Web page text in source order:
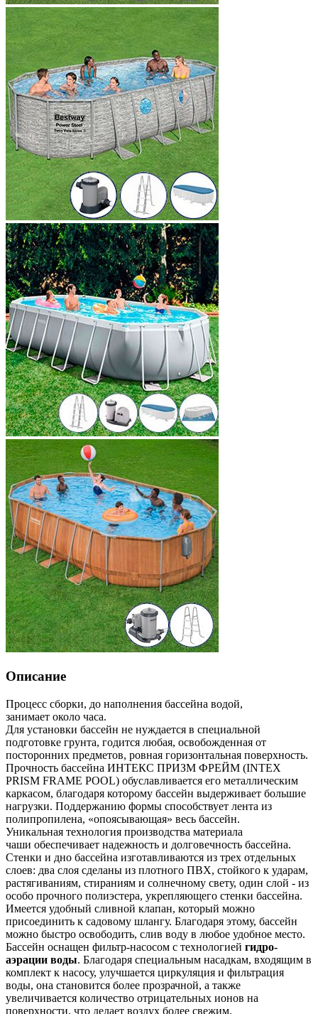
Описание
Процесс сборки, до наполнения бассейна водой,
занимает около часа.
Для установки бассейн не нуждается в специальной
подготовке грунта, годится любая, освобожденная от
посторонних предметов, ровная горизонтальная поверхность.
Прочность бассейна ИНТЕКС ПРИЗМ ФРЕЙМ (INTEX
PRISM FRAME POOL) обуславливается его металлическим
каркасом, благодаря которому бассейн выдерживает большие
нагрузки. Поддержанию формы способствует лента из
полипропилена, «опоясывающая» весь бассейн.
Уникальная технология производства материала
чаши обеспечивает надежность и долговечность бассейна.
Стенки и дно бассейна изготавливаются из трех отдельных
слоев: два слоя сделаны из плотного ПВХ, стойкого к ударам,
растягиваниям, стираниям и солнечному свету, один слой - из
особо прочного полиэстера, укрепляющего стенки бассейна.
Имеется удобный сливной клапан, который можно
присоединить к садовому шлангу. Благодаря этому, бассейн
можно быстро освободить, слив воду в любое удобное место.
Бассейн оснащен фильтр-насосом с технологией гидро-
аэрации воды. Благодаря специальным насадкам, входящим в
комплект к насосу, улучшается циркуляция и фильтрация
воды, она становится более прозрачной, а также
увеличивается количество отрицательных ионов на
поверхности, что делает воздух более свежим.